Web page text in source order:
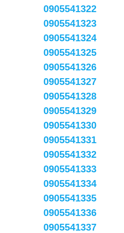
0905541322
0905541323
0905541324
0905541325
0905541326
0905541327
0905541328
0905541329
0905541330
0905541331
0905541332
0905541333
0905541334
0905541335
0905541336
0905541337